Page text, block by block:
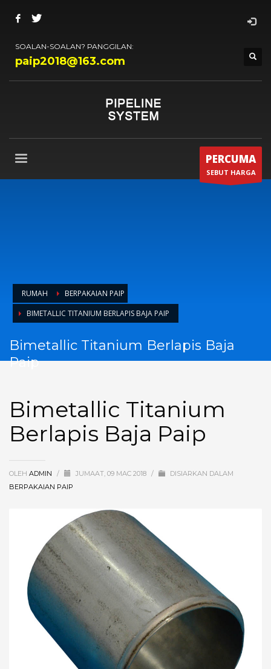
SOALAN-SOALAN? PANGGILAN:
paip2018@163.com
PERCUMA
SEBUT HARGA
RUMAH
BERPAKAIAN PAIP
BIMETALLIC TITANIUM BERLAPIS BAJA PAIP
Bimetallic Titanium Berlapis Baja
Paip
Bimetallic Titanium
Berlapis Baja Paip
OLEH ADMIN / JUMAAT, 09 MAC 2018 /
DISIARKAN DALAM
BERPAKAIAN PAIP